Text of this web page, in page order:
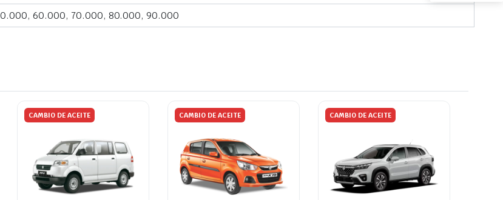
60.000, 70.000, 80.000, 90.000
CAMBIO DE ACEITE CAMBIO DE ACEITE CAMBIO DE ACEITE